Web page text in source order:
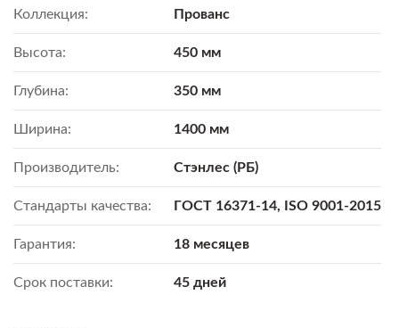
Коллекция: Прованс
Высота: 450 мм
Глубина: 350 мм
Ширина: 1400 мм
Производитель: Стэнлес (РБ)
Стандарты качества: ГОСТ 16371-14, ISO 9001-2015
Гарантия: 18 месяцев
Срок поставки: 45 дней